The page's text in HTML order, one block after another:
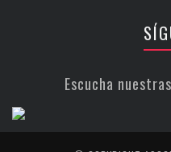
Escucha